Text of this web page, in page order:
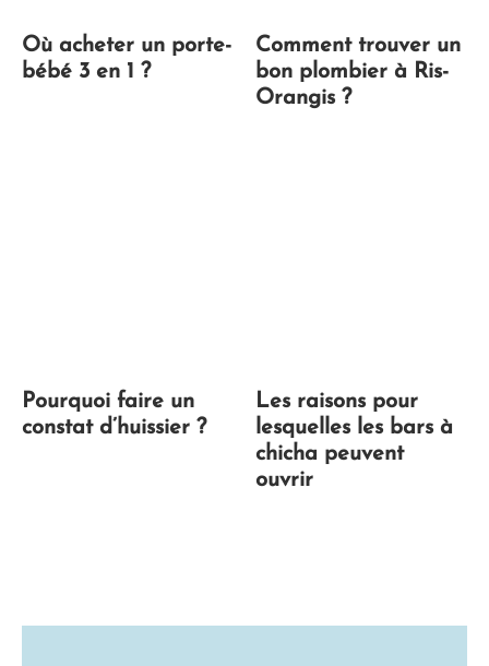
Où acheter un porte-
bébé 3 en 1 ?
Comment trouver un
bon plombier à Ris-
Orangis ?
Pourquoi faire un
constat d’huissier ?
Les raisons pour
lesquelles les bars à
chicha peuvent
ouvrir